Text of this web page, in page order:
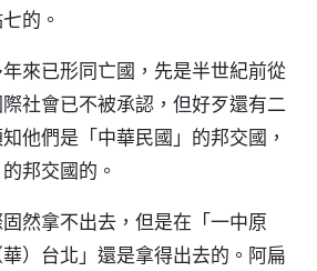
的。
來已形同亡國，先是半世紀前從
社會已不被承認，但好歹還有二
他們是「中華民國」的邦交國，
邦交國的。
然拿不出去，但是在「一中原
）台北」還是拿得出去的。阿扁